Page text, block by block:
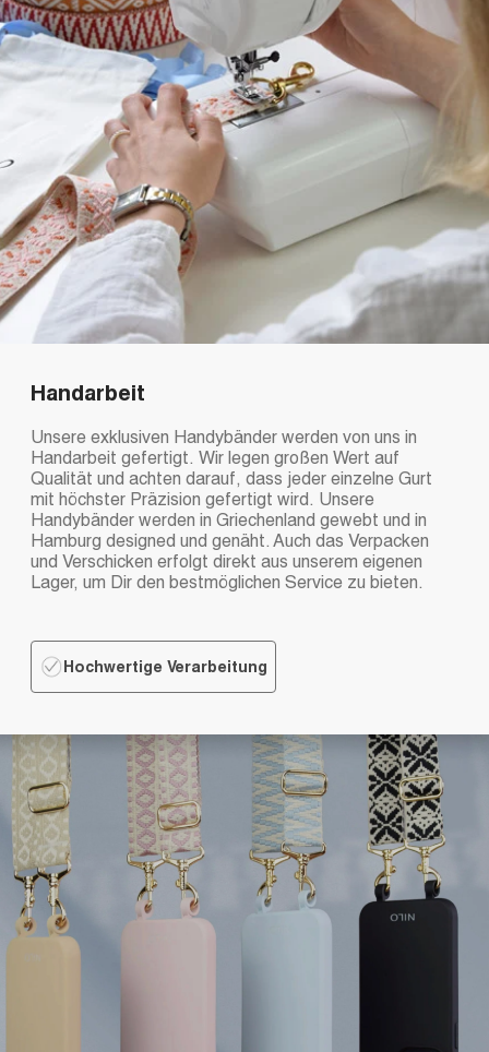
Handarbeit
Unsere exklusiven Handybänder werden von uns in
Handarbeit gefertigt. Wir legen großen Wert auf
Qualität und achten darauf, dass jeder einzelne Gurt
mit höchster Präzision gefertigt wird. Unsere
Handybänder werden in Griechenland gewebt und in
Hamburg designed und genäht. Auch das Verpacken
und Verschicken erfolgt direkt aus unserem eigenen
Lager, um Dir den bestmöglichen Service zu bieten.
Hochwertige Verarbeitung